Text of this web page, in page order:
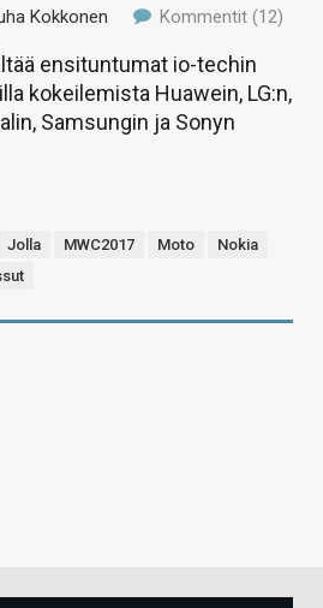
Kokkonen Kommentit (12)
ensituntumat io-techin
kokeilemista Huawein, LG:n,
Samsungin ja Sonyn
Jolla MWC2017 Moto
Nokia